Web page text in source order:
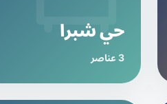
حي شبرا
3 عناصر